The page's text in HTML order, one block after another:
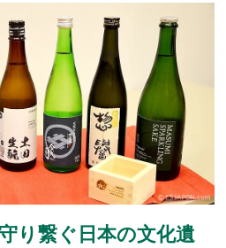
り繋ぐ日本の文化遺